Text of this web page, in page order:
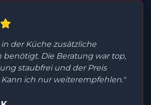
der Küche zusätzliche
benötigt. Die Beratung war top,
staubfrei und der Preis
Kann ich nur weiterempfehlen."